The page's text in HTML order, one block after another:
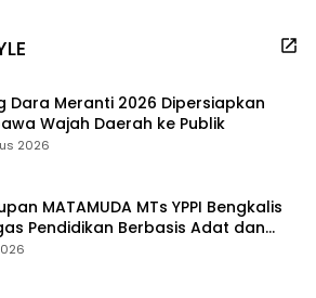
Dara Meranti 2026 Dipersiapkan
Wajah Daerah ke Publik
2026
MATAMUDA MTs YPPI Bengkalis
Pendidikan Berbasis Adat dan